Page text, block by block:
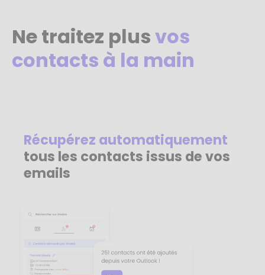
Ne traitez plusvos
contacts à la main
Récupérez automatiquement
tous les contacts issus de vos
emails